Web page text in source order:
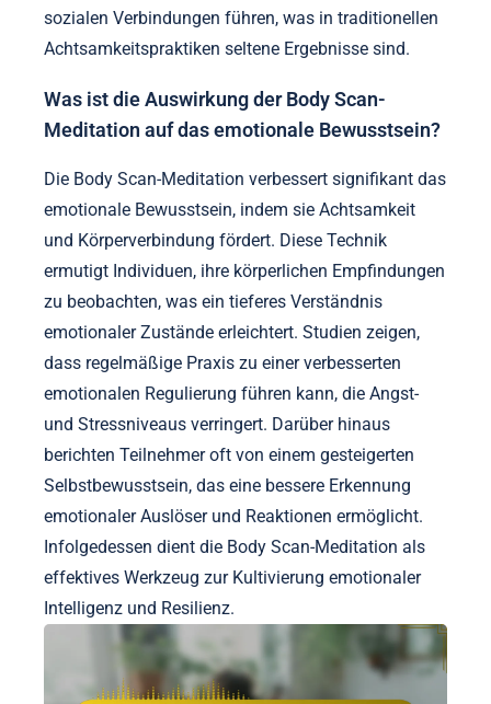
sozialen Verbindungen führen, was in traditionellen
Achtsamkeitspraktiken seltene Ergebnisse sind.
Was ist die Auswirkung der Body Scan-
Meditation auf das emotionale Bewusstsein?
Die Body Scan-Meditation verbessert signifikant das
emotionale Bewusstsein, indem sie Achtsamkeit
und Körperverbindung fördert. Diese Technik
ermutigt Individuen, ihre körperlichen Empfindungen
zu beobachten, was ein tieferes Verständnis
emotionaler Zustände erleichtert. Studien zeigen,
dass regelmäßige Praxis zu einer verbesserten
emotionalen Regulierung führen kann, die Angst-
und Stressniveaus verringert. Darüber hinaus
berichten Teilnehmer oft von einem gesteigerten
Selbstbewusstsein, das eine bessere Erkennung
emotionaler Auslöser und Reaktionen ermöglicht.
Infolgedessen dient die Body Scan-Meditation als
effektives Werkzeug zur Kultivierung emotionaler
Intelligenz und Resilienz.